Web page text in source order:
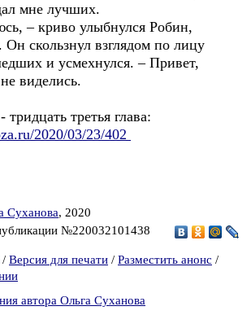
мне лучших.
– криво улыбнулся Робин,
скользнул взглядом по лицу
и усмехнулся. – Привет,
виделись.
третья глава:
2020/03/23/402
Суханова, 2020
№220032101438
/ Версия для печати / Разместить анонс /
автора Ольга Суханова